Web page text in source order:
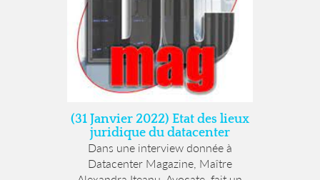
(31 Janvier 2022) Etat des lieux
juridique du datacenter
Dans une interview donnée à
Datacenter Magazine, Maître